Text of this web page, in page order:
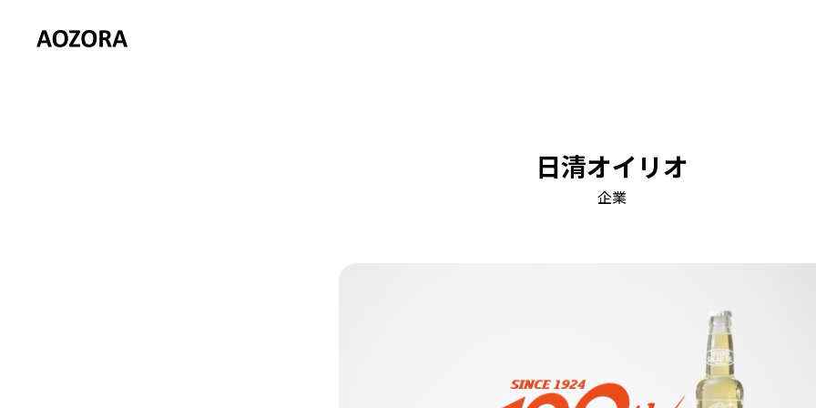
日清オイリオ
企業